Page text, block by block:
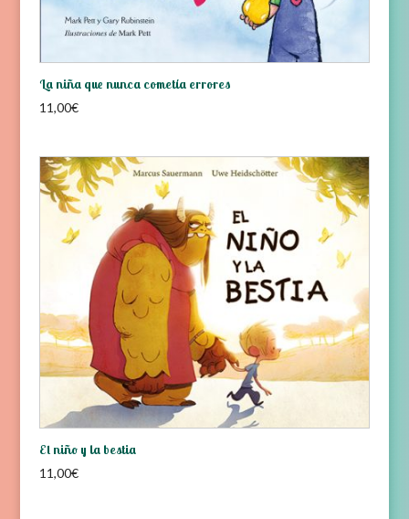
La niña que nunca cometía errores
11,00€
El niño y la bestia
11,00€